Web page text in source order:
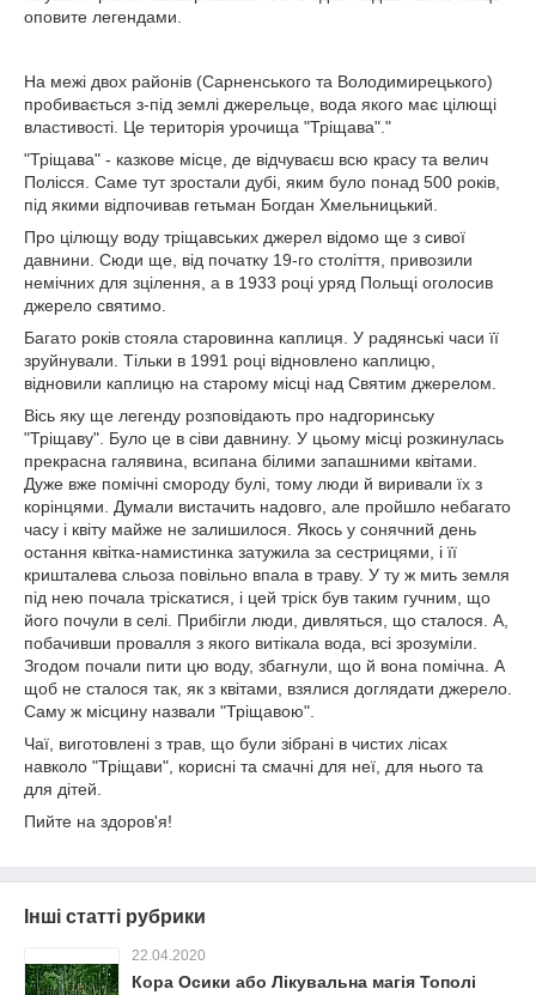
оповите легендами.
На межі двох районів (Сарненського та Володимирецького)
пробивається з-під землі джерельце, вода якого має цілющі
властивості. Це територія урочища "Тріщава"."
"Тріщава" - казкове місце, де відчуваєш всю красу та велич
Полісся. Саме тут зростали дубі, яким було понад 500 років,
під якими відпочивав гетьман Богдан Хмельницький.
Про цілющу воду тріщавських джерел відомо ще з сивої
давнини. Сюди ще, від початку 19-го століття, привозили
немічних для зцілення, а в 1933 році уряд Польщі оголосив
джерело святимо.
Багато років стояла старовинна каплиця. У радянські часи її
зруйнували. Тільки в 1991 році відновлено каплицю,
відновили каплицю на старому місці над Святим джерелом.
Вісь яку ще легенду розповідають про надгоринську
"Тріщаву". Було це в сіви давнину. У цьому місці розкинулась
прекрасна галявина, всипана білими запашними квітами.
Дуже вже помічні смороду булі, тому люди й виривали їх з
корінцями. Думали вистачить надовго, але пройшло небагато
часу і квіту майже не залишилося. Якось у сонячний день
остання квітка-намистинка затужила за сестрицями, і її
кришталева сльоза повільно впала в траву. У ту ж мить земля
під нею почала тріскатися, і цей тріск був таким гучним, що
його почули в селі. Прибігли люди, дивляться, що сталося. А,
побачивши провалля з якого витікала вода, всі зрозуміли.
Згодом почали пити цю воду, збагнули, що й вона помічна. А
щоб не сталося так, як з квітами, взялися доглядати джерело.
Саму ж місцину назвали "Тріщавою".
Чаї, виготовлені з трав, що були зібрані в чистих лісах
навколо "Тріщави", корисні та смачні для неї, для нього та
для дітей.
Пийте на здоров'я!
Інші статті рубрики
22.04.2020
Кора Осики або Лікувальна магія Тополі